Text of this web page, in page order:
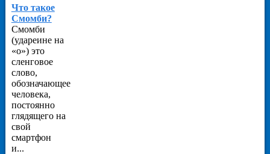
Что такое
Смомби?
Смомби
(удареине на
«о») это
сленговое
слово,
обозначающее
человека,
постоянно
глядящего на
свой
смартфон
и...